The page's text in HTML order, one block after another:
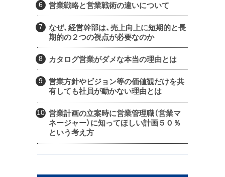
営業戦略と営業戦術の違いについて
なぜ、経営幹部は、売上向上に短期的と長
期的の２つの視点が必要なのか
カタログ営業がダメな本当の理由とは
営業方針やビジョン等の価値観だけを共
有しても社員が動かない理由とは
営業計画の立案時に営業管理職（営業マ
ネージャー）に知ってほしい計画５０％
という考え方